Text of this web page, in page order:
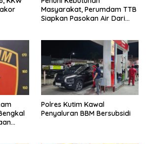
Masyarakat, Perumdam TTB
Siapkan Pasokan Air Dari
Polres Kutim Kawal
Penyaluran BBM Bersubsidi